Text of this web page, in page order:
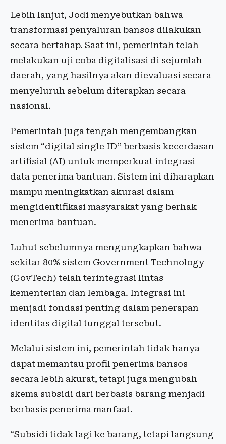
Lebih lanjut, Jodi menyebutkan bahwa
transformasi penyaluran bansos dilakukan
secara bertahap. Saat ini, pemerintah telah
melakukan uji coba digitalisasi di sejumlah
daerah, yang hasilnya akan dievaluasi secara
menyeluruh sebelum diterapkan secara
nasional.
Pemerintah juga tengah mengembangkan
sistem “digital single ID” berbasis kecerdasan
artifisial (AI) untuk memperkuat integrasi
data penerima bantuan. Sistem ini diharapkan
mampu meningkatkan akurasi dalam
mengidentifikasi masyarakat yang berhak
menerima bantuan.
Luhut sebelumnya mengungkapkan bahwa
sekitar 80% sistem Government Technology
(GovTech) telah terintegrasi lintas
kementerian dan lembaga. Integrasi ini
menjadi fondasi penting dalam penerapan
identitas digital tunggal tersebut.
Melalui sistem ini, pemerintah tidak hanya
dapat memantau profil penerima bansos
secara lebih akurat, tetapi juga mengubah
skema subsidi dari berbasis barang menjadi
berbasis penerima manfaat.
“Subsidi tidak lagi ke barang, tetapi langsung